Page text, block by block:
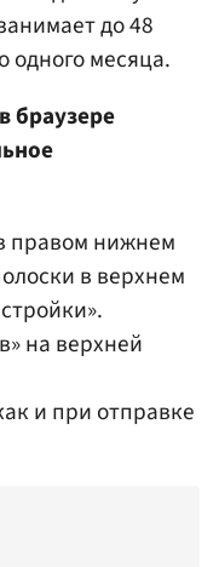
до 48
одного месяца.
браузере
правом нижнем
в верхнем
на верхней
и при отправке